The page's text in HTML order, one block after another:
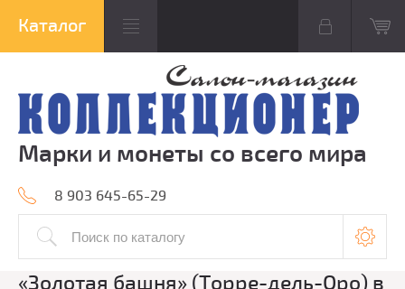
Марки и монеты со всего мира
8 903 645-65-29
«Золотая башня» (Торре-дель-Оро) в